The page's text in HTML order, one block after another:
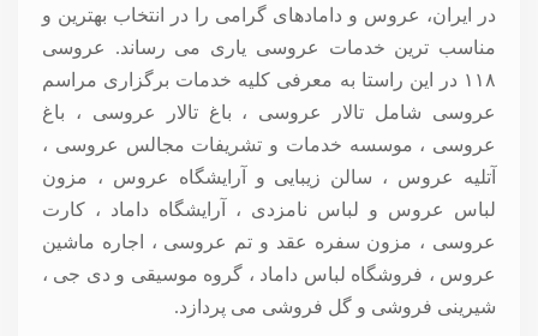
در ایران، عروس و دامادهای گرامی را در انتخاب بهترین و
مناسب ترین خدمات عروسی یاری می رساند. عروسی
۱۱۸ در این راستا به معرفی کلیه خدمات برگزاری مراسم
عروسی شامل تالار عروسی ، باغ تالار عروسی ، باغ
عروسی ، موسسه خدمات و تشریفات مجالس عروسی ،
آتلیه عروس ، سالن زیبایی و آرایشگاه عروس ، مزون
لباس عروس و لباس نامزدی ، آرایشگاه داماد ، کارت
عروسی ، مزون سفره عقد و تم عروسی ، اجاره ماشین
عروس ، فروشگاه لباس داماد ، گروه موسیقی و دی جی ،
شیرینی فروشی و گل فروشی می پردازد.